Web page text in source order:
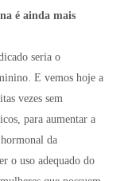
é ainda mais
seria o
E vemos hoje a
vezes sem
para aumentar a
da
o uso adequado do